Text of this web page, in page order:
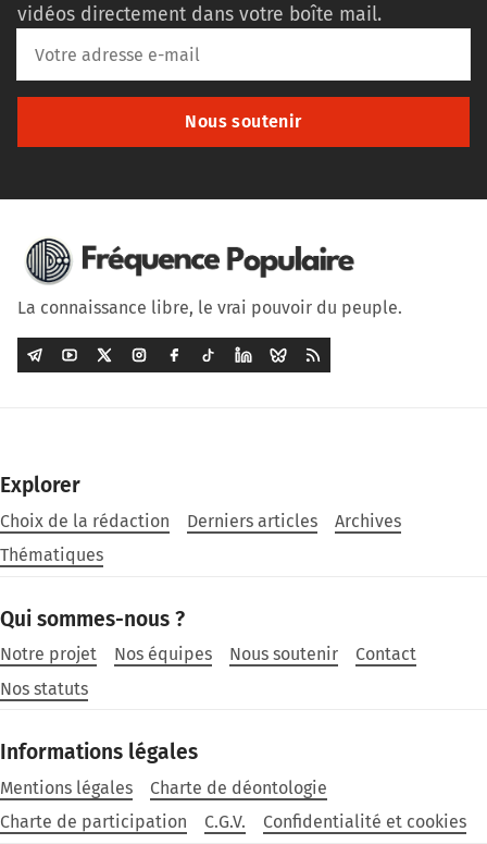
vidéos directement dans votre boîte mail.
Nous soutenir
La connaissance libre, le vrai pouvoir du peuple.
Explorer
Choix de la rédaction Derniers articles
Archives
Thématiques
Qui sommes-nous ?
Notre projet Nos équipes Nous soutenir
Contact
Nos statuts
Informations légales
Mentions légales
Charte de déontologie
Charte de participation
C.G.V. Confidentialité et cookies